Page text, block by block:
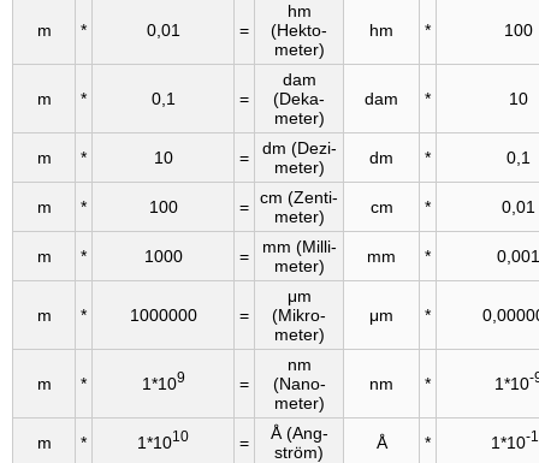
m * 0,01 =
hm
(Hekto­
meter)
hm * 100
m * 0,1 =
dam
(Deka­
meter)
dam * 10
m * 10 =
dm (Dezi­
meter)
dm * 0,1
m * 100 = cm (Zenti­
meter)
cm * 0,01
m * 1000 =
mm (Milli­
meter)
mm * 0,001
m * 1000000 =
μm
(Mikro­
meter)
μm *
m * 1*109 =
nm
(Nano­
meter)
nm * 1*10-
m * 1*1010 =
Å (Ang­
ström)
Å * 1*10-